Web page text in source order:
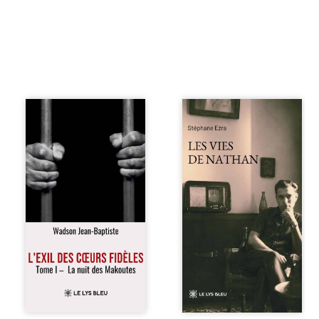
« Une nuit suffit
parfois pour briser
une famille… mais
certaines fidélités
traversent les
années. » Haïti,
sous la dictature
des Duvalier. La
peur s’étend
jusque dans les
villages les plus
reculés. À Bainet,
Jean-Joël Joli
mène une
avec sa famille.
Les vies de
Nathan est un
né en trois jours,
au printemps
2026. Pour la
première fois,
Stéphane Ezra,
médium, a pu
communiquer
avec son père,
disparu depuis
plus de vingt ans
et qu’il n’a jamais
connu. De ce
dialogue par-delà
la mort naissent